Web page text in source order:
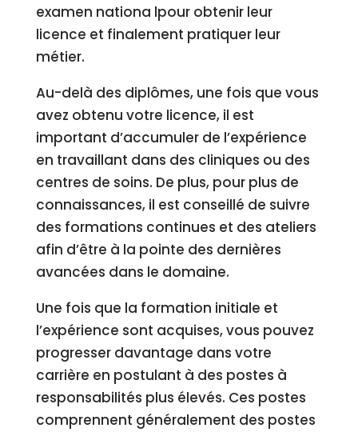
examen nationa lpour obtenir leur
licence et finalement pratiquer leur
métier.
Au-delà des diplômes, une fois que vous
avez obtenu votre licence, il est
important d’accumuler de l’expérience
en travaillant dans des cliniques ou des
centres de soins. De plus, pour plus de
connaissances, il est conseillé de suivre
des formations continues et des ateliers
afin d’être à la pointe des dernières
avancées dans le domaine.
Une fois que la formation initiale et
l’expérience sont acquises, vous pouvez
progresser davantage dans votre
carrière en postulant à des postes à
responsabilités plus élevés. Ces postes
comprennent généralement des postes